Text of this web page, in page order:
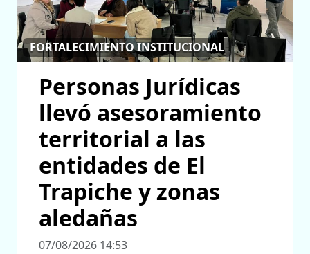
FORTALECIMIENTO INSTITUCIONAL
Personas Jurídicas
llevó asesoramiento
territorial a las
entidades de El
Trapiche y zonas
aledañas
07/08/2026 14:53